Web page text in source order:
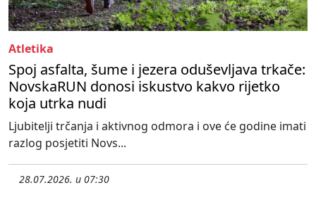
Atletika
Spoj asfalta, šume i jezera oduševljava trkače:
NovskaRUN donosi iskustvo kakvo rijetko
koja utrka nudi
Ljubitelji trčanja i aktivnog odmora i ove će godine imati
razlog posjetiti Novs...
28.07.2026. u 07:30